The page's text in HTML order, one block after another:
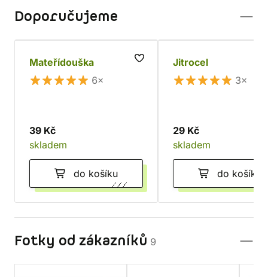
Doporučujeme
Mateřídouška
6×
39 Kč
skladem
do košíku
Jitrocel
3×
29 Kč
skladem
do košíku
Fotky od zákazníků 9